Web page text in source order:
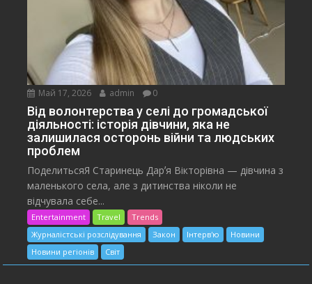
Май 17, 2026 admin 0
Від волонтерства у селі до громадської
діяльності: історія дівчини, яка не
залишилася осторонь війни та людських
проблем
ПоделитьсяЯ Старинець Дарʼя Вікторівна — дівчина з
маленького села, але з дитинства ніколи не
відчувала себе...
Entertainment Travel
Trends
Журналістські розслідування
Закон Інтерв'ю
Новини
Новини регіонів
Світ